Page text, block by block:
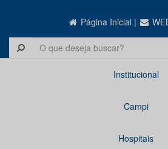
Página Inicial |
Institucional
Campi
Hospitais